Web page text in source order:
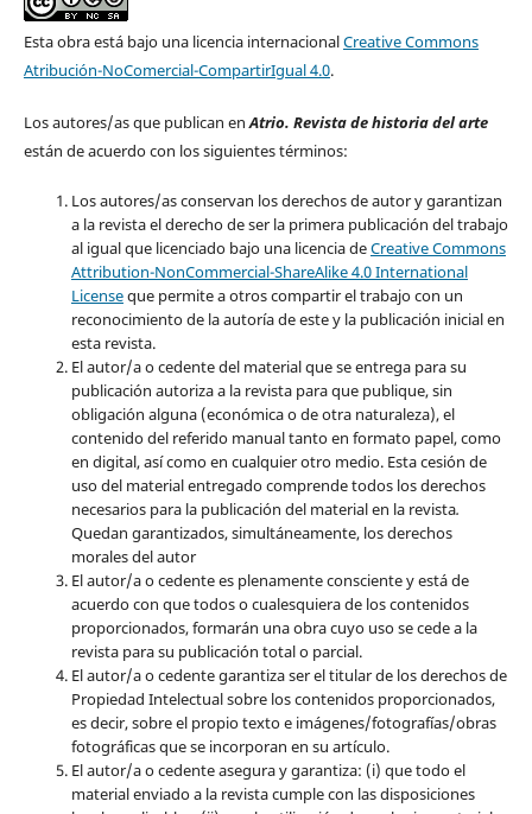
Esta obra está bajo una licencia internacionalCreative Commons
Atribución-NoComercial-CompartirIgual 4.0.
Los autores/as que publican enAtrio. Revista de historia del arte
están de acuerdo con los siguientes términos:
Los autores/as conservan los derechos de autor y garantizan
a la revista el derecho de ser la primera publicación del trabajo
al igual que licenciado bajo una licencia deCreative Commons
Attribution-NonCommercial-ShareAlike 4.0 International
Licenseque permite a otros compartir el trabajo con un
reconocimiento de la autoría de este y la publicación inicial en
esta revista.
El autor/a o cedente del material que se entrega para su
publicación autoriza a la revista para que publique, sin
obligación alguna (económica o de otra naturaleza), el
contenido del referido manual tanto en formato papel, como
en digital, así como en cualquier otro medio. Esta cesión de
uso del material entregado comprende todos los derechos
necesarios para la publicación del material en la revista.
Quedan garantizados, simultáneamente, los derechos
morales del autor
El autor/a o cedente es plenamente consciente y está de
acuerdo con que todos o cualesquiera de los contenidos
proporcionados, formarán una obra cuyo uso se cede a la
revista para su publicación total o parcial.
El autor/a o cedente garantiza ser el titular de los derechos de
Propiedad Intelectual sobre los contenidos proporcionados,
es decir, sobre el propio texto e imágenes/fotografías/obras
fotográficas que se incorporan en su artículo.
El autor/a o cedente asegura y garantiza: (i) que todo el
material enviado a la revista cumple con las disposiciones